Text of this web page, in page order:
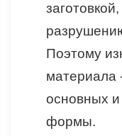
Поэтому
материала
основных
формы.